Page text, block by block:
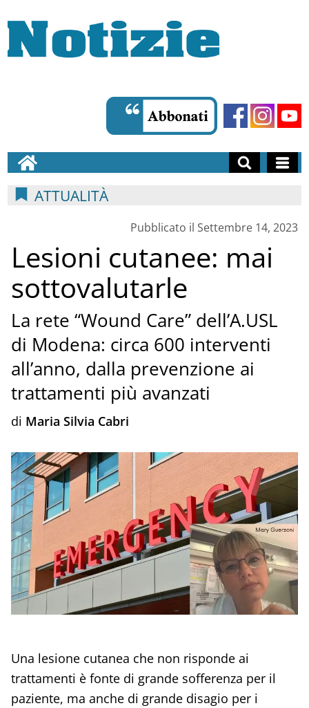
ATTUALITÀ
Pubblicato il Settembre 14, 2023
Lesioni cutanee: mai
sottovalutarle
La rete “Wound Care” dell’A.USL
di Modena: circa 600 interventi
all’anno, dalla prevenzione ai
trattamenti più avanzati
di Maria Silvia Cabri
Una lesione cutanea che non risponde ai
trattamenti è fonte di grande sofferenza per il
paziente, ma anche di grande disagio per i